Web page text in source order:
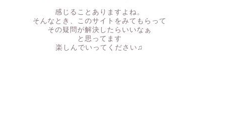
感じることありますよね。
そんなとき、このサイトをみてもらって
その疑問が解決したらいいなぁ
と思ってます
楽しんでいってください♫